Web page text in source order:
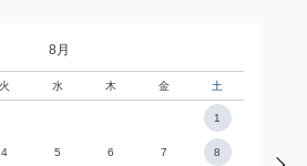
8月
火 水 木 金 土
1
4 5 6 7 8